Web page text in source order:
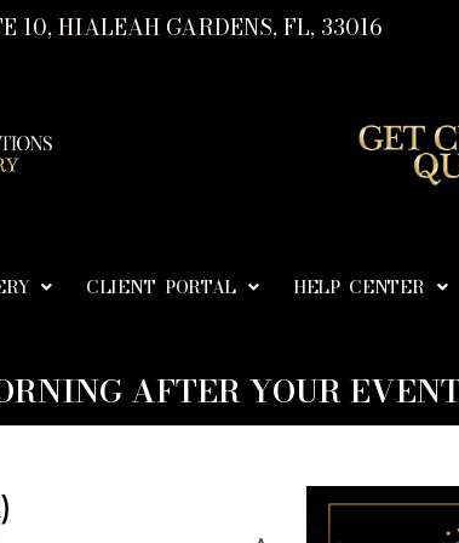
10, HIALEAH GARDENS, FL, 33016
CLIENT PORTAL HELP CENTER
AFTER YOUR